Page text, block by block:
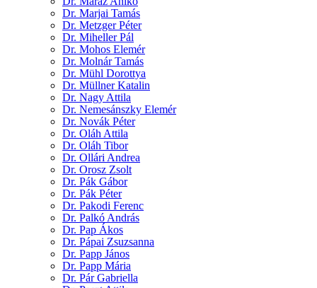
Dr. Marjai Tamás
Dr. Metzger Péter
Dr. Miheller Pál
Dr. Mohos Elemér
Dr. Molnár Tamás
Dr. Mühl Dorottya
Dr. Müllner Katalin
Dr. Nagy Attila
Dr. Nemesánszky Elemér
Dr. Novák Péter
Dr. Oláh Attila
Dr. Oláh Tibor
Dr. Ollári Andrea
Dr. Orosz Zsolt
Dr. Pák Gábor
Dr. Pák Péter
Dr. Pakodi Ferenc
Dr. Palkó András
Dr. Pap Ákos
Dr. Pápai Zsuzsanna
Dr. Papp János
Dr. Papp Mária
Dr. Pár Gabriella